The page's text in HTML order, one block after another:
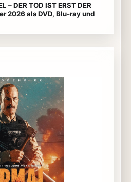
– DER TOD IST ERST DER
2026 als DVD, Blu-ray und